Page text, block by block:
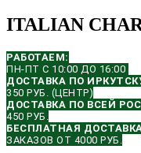
ITALIAN
РАБОТАЕМ:
ПН-ПТ С 10:00 ДО 16:00
ДОСТАВКА ПО
350 РУБ. (ЦЕНТР)
ДОСТАВКА ПО ВСЕЙ
450 РУБ.
БЕСПЛАТНАЯ
ЗАКАЗОВ ОТ 4000 РУБ.